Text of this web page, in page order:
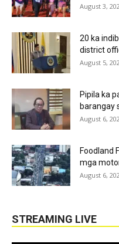
August 3,
20 ka
district
August 5,
Pipila ka
barangay
August 6,
Foodland
mga
August 6,
STREAMING LIVE